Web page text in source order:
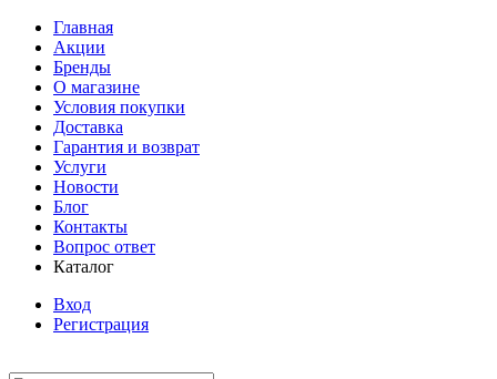
Главная
Акции
Бренды
О магазине
Условия покупки
Доставка
Гарантия и возврат
Услуги
Новости
Блог
Контакты
Вопрос ответ
Каталог
Вход
Регистрация